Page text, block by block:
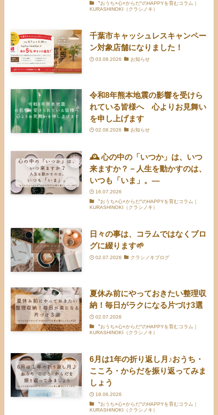
〝おうち×心×からだ″のHAPPYを育むコラム｜
KURASHINOKI（クラシノキ）
千葉市キャッシュレスキャンペー
ン対象店舗になりました！
03.08.2026 お知らせ
令和8年熊本地震の影響を受けら
れている皆様へ 心よりお見舞い
を申し上げます
02.08.2026 お知らせ
🕰️ 心の中の「いつか」は、いつ
来ますか？－人生を動かすのは、
いつも「いま」。―
16.07.2026
〝おうち×心×からだ″のHAPPYを育むコラム｜
KURASHINOKI（クラシノキ）
日々の事は、コラムではなくブロ
グに綴ります🌱
02.07.2026 クラシノキブログ
夏休み前にやっておきたい整理収
納！毎日がラクになる片づけ3選
02.07.2026
〝おうち×心×からだ″のHAPPYを育むコラム｜
KURASHINOKI（クラシノキ）
6月は1年の折り返し月♪おうち・
こころ・からだを振り返ってみま
しょう
18.06.2026
〝おうち×心×からだ″のHAPPYを育むコラム｜
KURASHINOKI（クラシノキ）